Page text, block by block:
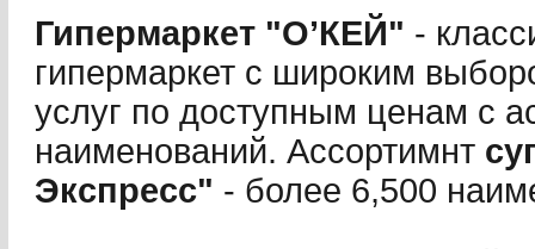
Гипермаркет "О’КЕЙ" -
гипермаркет с широким
услуг по доступным ценам с
наименований. Ассортимнт
Экспресс" - более 6,500